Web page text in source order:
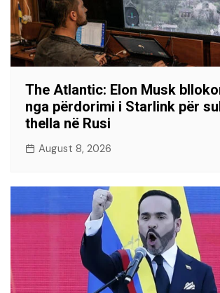
The Atlantic: Elon Musk
nga përdorimi i Starlink për
thella në Rusi
August 8, 2026